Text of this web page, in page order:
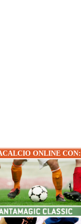
ONLINE CON: